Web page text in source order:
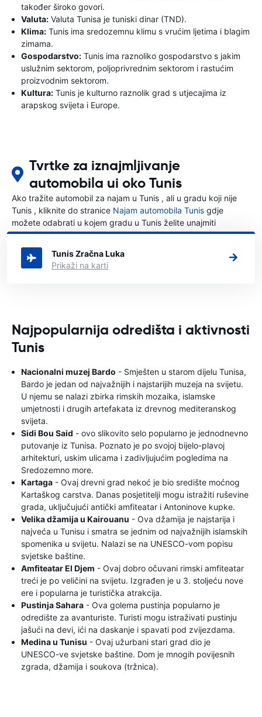
također široko govori.
Valuta: Valuta Tunisa je tuniski dinar (TND).
Klima: Tunis ima sredozemnu klimu s vrućim ljetima i blagim
zimama.
Gospodarstvo: Tunis ima raznoliko gospodarstvo s jakim
uslužnim sektorom, poljoprivrednim sektorom i rastućim
proizvodnim sektorom.
Kultura: Tunis je kulturno raznolik grad s utjecajima iz
arapskog svijeta i Europe.
Tvrtke za iznajmljivanje
automobila ui oko Tunis
Ako tražite automobil za najam u Tunis , ali u gradu koji nije
Tunis , kliknite do stranice Najam automobila Tunis gdje
možete odabrati u kojem gradu u Tunis želite unajmiti
automobil.
Tunis Zračna Luka
Prikaži na karti
Najpopularnija odredišta i aktivnosti
Tunis
Nacionalni muzej Bardo - Smješten u starom dijelu Tunisa,
Bardo je jedan od najvažnijih i najstarijih muzeja na svijetu.
U njemu se nalazi zbirka rimskih mozaika, islamske
umjetnosti i drugih artefakata iz drevnog mediteranskog
svijeta.
Sidi Bou Said - ovo slikovito selo popularno je jednodnevno
putovanje iz Tunisa. Poznato je po svojoj bijelo-plavoj
arhitekturi, uskim ulicama i zadivljujućim pogledima na
Sredozemno more.
Kartaga - Ovaj drevni grad nekoć je bio središte moćnog
Kartaškog carstva. Danas posjetitelji mogu istražiti ruševine
grada, uključujući antički amfiteatar i Antoninove kupke.
Velika džamija u Kairouanu - Ova džamija je najstarija i
najveća u Tunisu i smatra se jednim od najvažnijih islamskih
spomenika u svijetu. Nalazi se na UNESCO-vom popisu
svjetske baštine.
Amfiteatar El Djem - Ovaj dobro očuvani rimski amfiteatar
treći je po veličini na svijetu. Izgrađen je u 3. stoljeću nove
ere i popularna je turistička atrakcija.
Pustinja Sahara - Ova golema pustinja popularno je
odredište za avanturiste. Turisti mogu istraživati ​​pustinju
jašući na devi, ići na daskanje i spavati pod zvijezdama.
Medina u Tunisu - Ovaj užurbani stari grad dio je
UNESCO-ve svjetske baštine. Dom je mnogih povijesnih
zgrada, džamija i soukova (tržnica).